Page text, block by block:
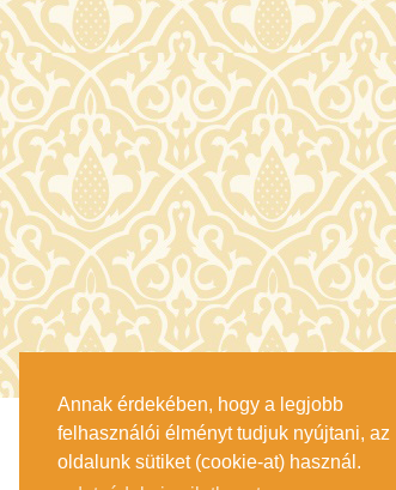
Annak érdekében, hogy a legjobb
felhasználói élményt tudjuk nyújtani, az
oldalunk sütiket (cookie-at) használ.